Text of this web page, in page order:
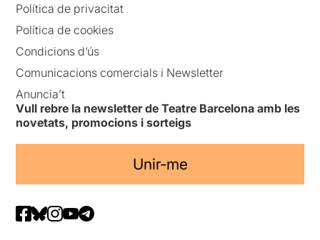
Política de privacitat
Política de cookies
Condicions d’ús
Comunicacions comercials i Newsletter
Anuncia’t
Vull rebre la newsletter de Teatre Barcelona amb les
novetats, promocions i sorteigs
Unir-me